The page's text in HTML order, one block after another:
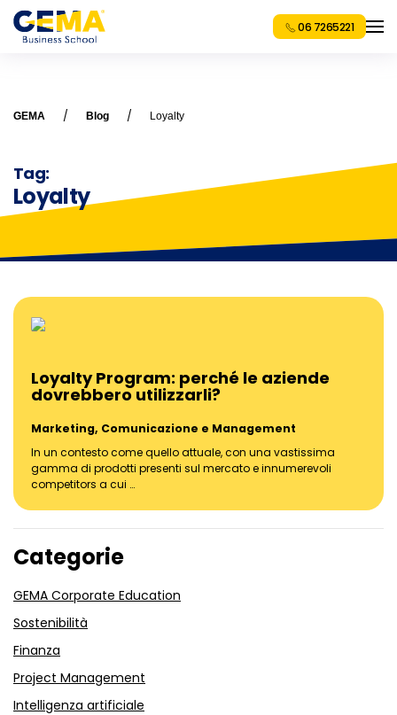
06 7265221
GEMA Blog Loyalty
Tag:
Loyalty
Loyalty Program: perché le aziende
dovrebbero utilizzarli?
Marketing, Comunicazione e Management
In un contesto come quello attuale, con una vastissima
gamma di prodotti presenti sul mercato e innumerevoli
competitors a cui …
Categorie
GEMA Corporate Education
Sostenibilità
Finanza
Project Management
Intelligenza artificiale